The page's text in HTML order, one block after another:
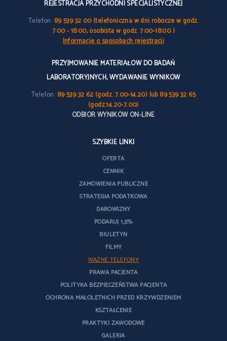
REJESTRACJA PRZYCHODNI SPECJALISTYCZNEJ
Telefon: 89 539 32 00 (telefoniczna w dni robocze w godz.
7:00 - 18:00, osobista w godz. 7:00-18:00 )
Informacje o sposobach rejestracji
PRZYJMOWANIE MATERIAŁÓW DO BADAŃ
LABORATORYJNYCH, WYDAWANIE WYNIKÓW
Telefon: 89 539 32 62 (godz. 7.00-14.20) lub 89 539 32 65
(godz.14.20-7.00)
ODBIÓR WYNIKÓW ON-LINE
SZYBKIE LINKI
OFERTA
CENNIK
ZAMÓWIENIA PUBLICZNE
STRATEGIA PODATKOWA
DAROWIZNY
PODARUJ 1,5%
BIULETYN
FILMY
WAŻNE TELEFONY
PRAWA PACJENTA
POLITYKA BEZPIECZEŃSTWA PACJENTA
OCHRONA MAŁOLETNICH PRZED KRZYWDZENIEM
KSZTAŁCENIE
PRAKTYKI ZAWODOWE
GALERIA